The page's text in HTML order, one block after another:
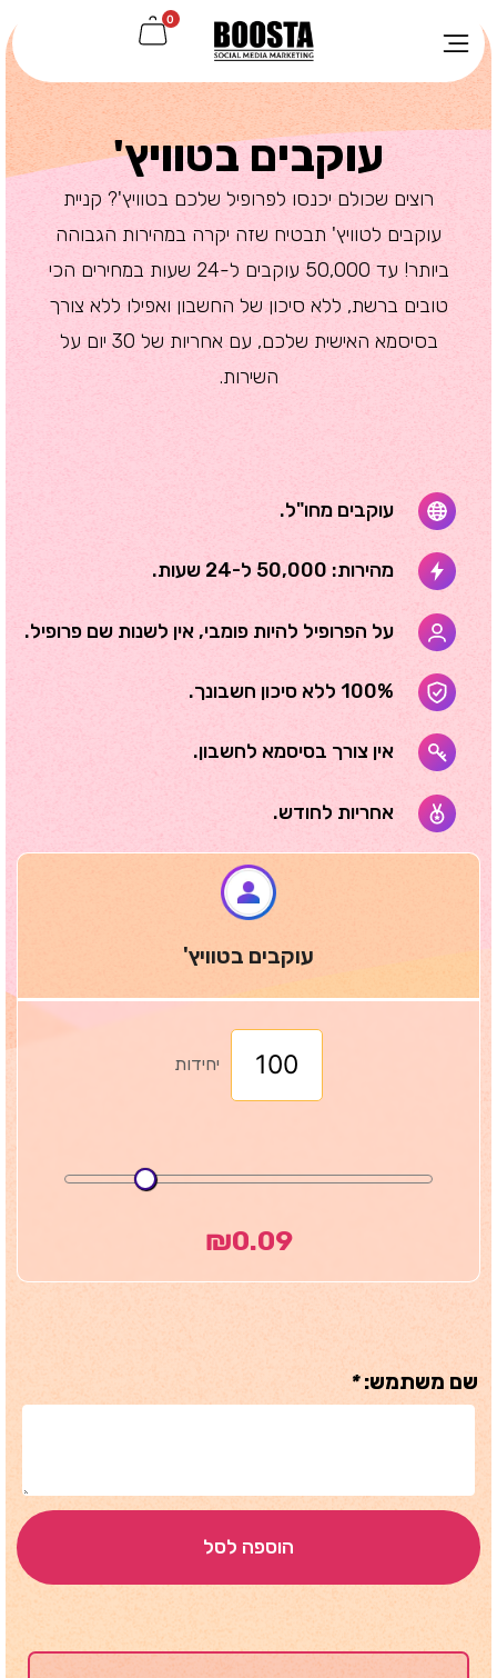
0
עוקבים בטוויץ'
רוצים שכולם יכנסו לפרופיל שלכם בטוויץ'? קניית
עוקבים לטוויץ' תבטיח שזה יקרה במהירות הגבוהה
ביותר! עד 50,000 עוקבים ל-24 שעות במחירים הכי
טובים ברשת, ללא סיכון של החשבון ואפילו ללא צורך
בסיסמא האישית שלכם, עם אחריות של 30 יום על
השירות.
עוקבים מחו"ל.
מהירות: 50,000 ל-24 שעות.
על הפרופיל להיות פומבי, אין לשנות שם פרופיל.
100% ללא סיכון חשבונך.
אין צורך בסיסמא לחשבון.
אחריות לחודש.
עוקבים בטוויץ'
יחידות
₪0.09
שם משתמש:*
הוספה לסל